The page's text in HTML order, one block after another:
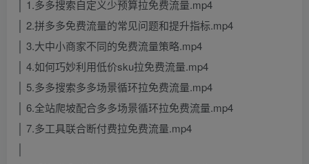
│ 1.多多搜索自定义少预算拉免费流量.mp4
│ 2.拼多多免费流量的常见问题和提升指标.mp4
│ 3.大中小商家不同的免费流量策略.mp4
│ 4.如何巧妙利用低价sku拉免费流量.mp4
│ 5.多多搜索多多场景循环拉免费流量.mp4
│ 6.全站爬坡配合多多场景循环拉免费流量.mp4
│ 7.多工具联合断付费拉免费流量.mp4